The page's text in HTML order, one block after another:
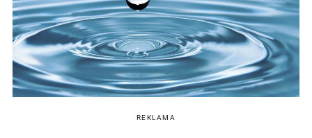
REKLAMA